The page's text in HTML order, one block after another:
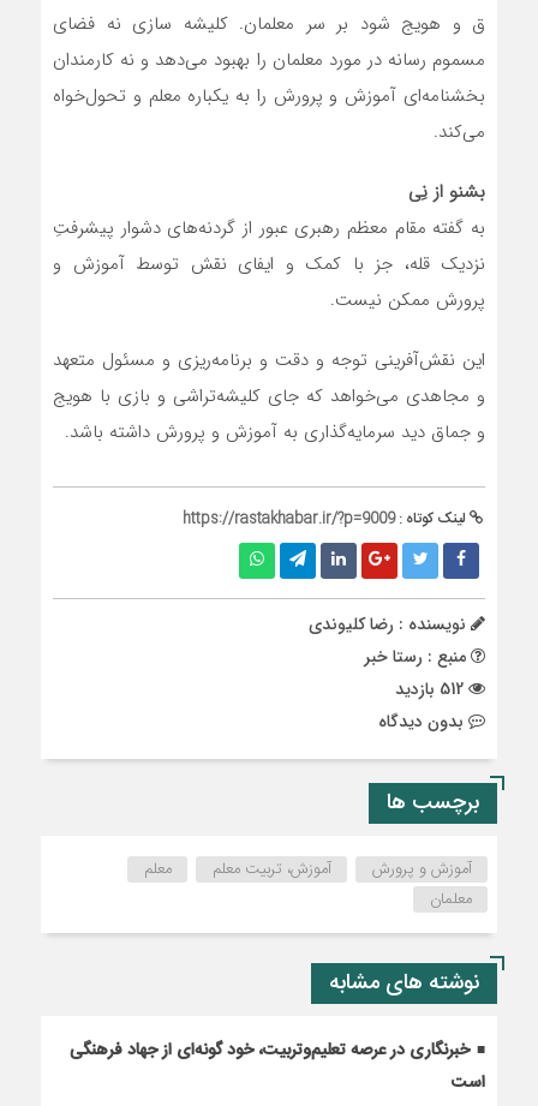
ق و هویج شود بر سر معلمان. کلیشه سازی نه فضای
مسموم رسانه در مورد معلمان را بهبود می‌دهد و نه کارمندان
بخشنامه‌ای آموزش و پرورش را به یکباره معلم و تحول‌خواه
می‌کند.
بشنو از نِی
به گفته مقام معظم رهبری عبور از گردنه‌های دشوار پیشرفتِ
نزدیک قله، جز با کمک و ایفای نقش توسط آموزش و
پرورش ممکن نیست.
این نقش‌آفرینی توجه و دقت و برنامه‌ریزی و مسئول متعهد
و مجاهدی می‌خواهد که جای کلیشه‌تراشی و بازی با هویج
و جماق دید سرمایه‌گذاری به آموزش و پرورش داشته باشد.
لینک کوتاه :https://rastakhabar.ir/?p=9009
نویسنده : رضا کلیوندی
منبع : رستا خبر
بدون دیدگاه
برچسب ها
آموزش و پرورش آموزش، تربیت معلم
معلم
معلمان
نوشته های مشابه
خبرنگاری در عرصه تعلیم‌وتربیت، خود گونه‌ای از جهاد فرهنگی
است